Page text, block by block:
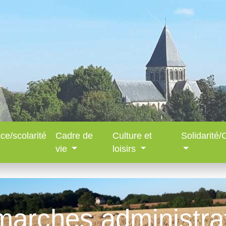
scolarité
Cadre de
vie
Culture et
loisirs
Solidarité/